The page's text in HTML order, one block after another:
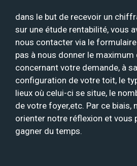
dans le but de recevoir un
sur une étude rentabilité, vous
nous contacter via le formulaire
pas à nous donner le maximum
concernant votre demande, à
configuration de votre toit, le
lieux où celui-ci se situe, le
de votre foyer,etc. Par ce biais,
orienter notre réflexion et vous
gagner du temps.